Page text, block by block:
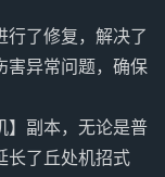
行了修复，解决了
害异常问题，确保
】副本，无论是普
长了丘处机招式